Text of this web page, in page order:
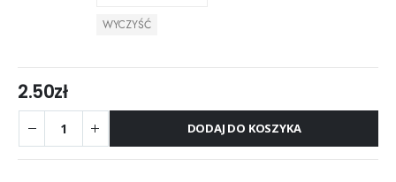
WYCZYŚĆ
2.50zł
DODAJ DO KOSZYKA